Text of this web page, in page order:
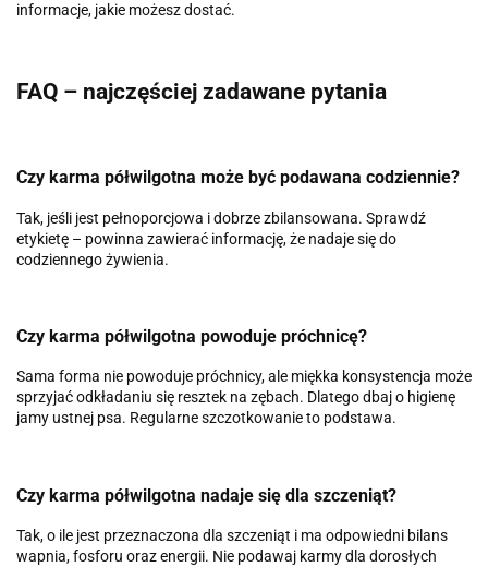
informacje, jakie możesz dostać.
FAQ – najczęściej zadawane pytania
Czy karma półwilgotna może być podawana codziennie?
Tak, jeśli jest pełnoporcjowa i dobrze zbilansowana. Sprawdź
etykietę – powinna zawierać informację, że nadaje się do
codziennego żywienia.
Czy karma półwilgotna powoduje próchnicę?
Sama forma nie powoduje próchnicy, ale miękka konsystencja może
sprzyjać odkładaniu się resztek na zębach. Dlatego dbaj o higienę
jamy ustnej psa. Regularne szczotkowanie to podstawa.
Czy karma półwilgotna nadaje się dla szczeniąt?
Tak, o ile jest przeznaczona dla szczeniąt i ma odpowiedni bilans
wapnia, fosforu oraz energii. Nie podawaj karmy dla dorosłych